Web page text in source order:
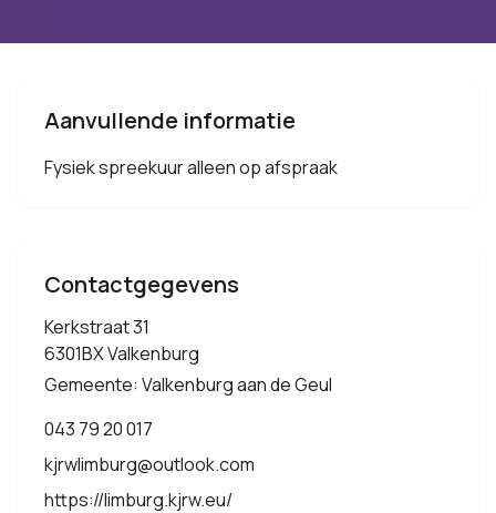
Aanvullende informatie
Fysiek spreekuur alleen op afspraak
Contactgegevens
Kerkstraat 31
6301BX Valkenburg
Gemeente: Valkenburg aan de Geul
043 79 20 017
kjrwlimburg@outlook.com
https://limburg.kjrw.eu/